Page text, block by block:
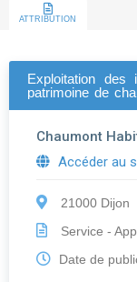
13h30).
ATTRIBUTION
Exploitation des
patrimoine de
Chaumont
Accéder au
21000 Dijon
Service -
Date de